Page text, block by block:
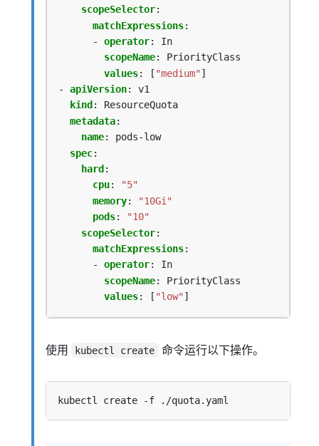
scopeSelector:
matchExpressions:
- operator:
In
scopeName:
PriorityClass
values: [ "medium" ]
- apiVersion:
v1
kind :
ResourceQuota
metadata:
name:
pods-low
spec:
hard :
cpu:
"5"
memory:
"10Gi"
pods:
"10"
scopeSelector:
matchExpressions:
- operator:
In
scopeName:
PriorityClass
values: [ "low" ]
使用 kubectl create 命令运行以下操作。